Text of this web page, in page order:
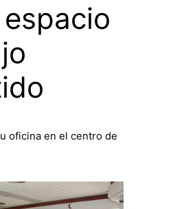
oficina en el centro de